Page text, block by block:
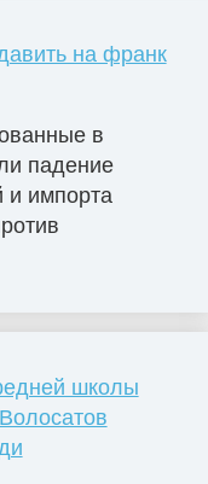
на франк
в
падение
и импорта
школы